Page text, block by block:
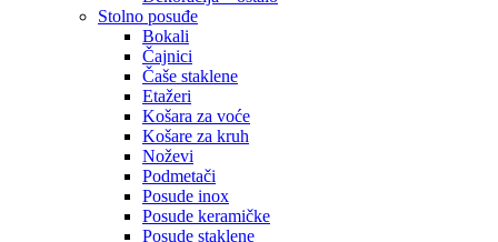
Stolno posuđe
Bokali
Čajnici
Čaše staklene
Etažeri
Košara za voće
Košare za kruh
Noževi
Podmetači
Posude inox
Posude keramičke
Posude staklene